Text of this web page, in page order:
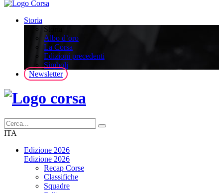
Storia
Storia
Albo d’oro
La Corsa
Edizioni precedenti
Simboli
Newsletter
ITA
Edizione 2026
Edizione 2026
Recap Corse
Classifiche
Squadre